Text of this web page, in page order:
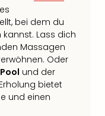
bei dem du
Lass dich
Massagen
Oder
und der
bietet
und einen